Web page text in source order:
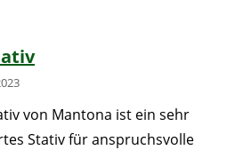
von Mantona ist ein sehr
Stativ für anspruchsvolle